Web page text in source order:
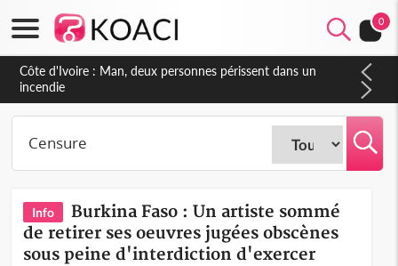
0
Côte d'Ivoire : Man, deux personnes périssent dans un
incendie
Info
Burkina Faso : Un artiste sommé
de retirer ses oeuvres jugées obscènes
sous peine d'interdiction d'exercer